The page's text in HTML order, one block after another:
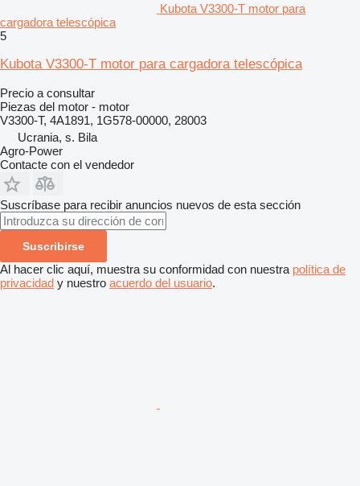
Kubota V3300-T motor para
cargadora telescópica
5
Kubota V3300-T motor para cargadora telescópica
Precio a consultar
Piezas del motor - motor
V3300-T, 4A1891, 1G578-00000, 28003
Ucrania, s. Bila
Agro-Power
Contacte con el vendedor
Suscríbase para recibir anuncios nuevos de esta sección
Suscribirse
Al hacer clic aquí, muestra su conformidad con nuestra política de
privacidad y nuestro acuerdo del usuario.